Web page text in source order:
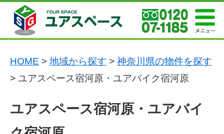
HOME > 地域から探す > 神奈川県の物件を探す
> ユアスペース宿河原・ユアバイク宿河原
ユアスペース宿河原・ユアバイ